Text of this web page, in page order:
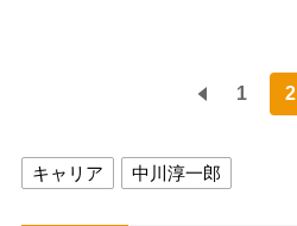
1 2
キャリア 中川淳一郎